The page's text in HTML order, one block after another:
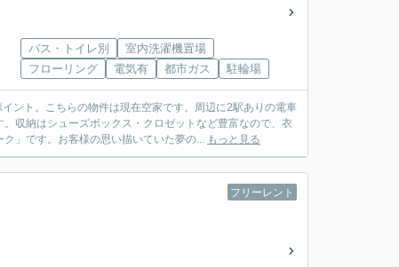
バス・トイレ別
室内洗濯機置場
フローリング
電気有 都市ガス 駐輪場
ント。こちらの物件は現在空家です。周辺に2駅ありの電車
収納はシューズボックス・クロゼットなど豊富なので、衣
」です。お客様の思い描いていた夢の... もっと見る
フリーレント